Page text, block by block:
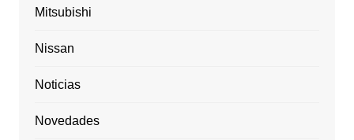
Mitsubishi
Nissan
Noticias
Novedades